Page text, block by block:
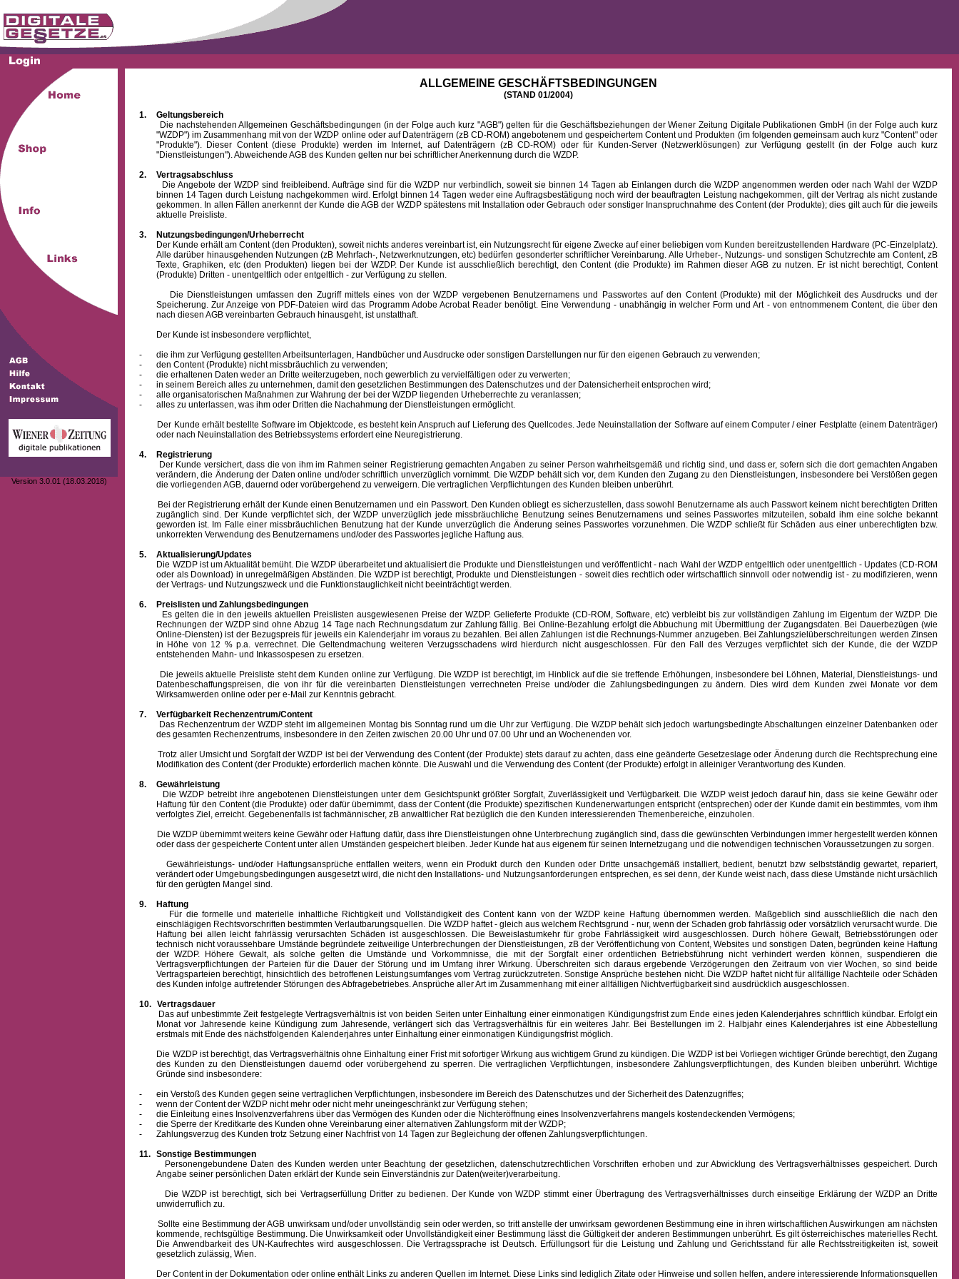
Version 3.0.01 (18.03.2018)
ALLGEMEINE GESCHÄFTSBEDINGUNGEN
(STAND 01/2004)
1.
Geltungsbereich
Die nachstehenden Allgemeinen Geschäftsbedingungen (in der Folge auch kurz "AGB") gelten für die Geschäftsbeziehungen der Wiener Zeitung Digitale Publikationen GmbH (in der Folge auch kurz
"WZDP") im Zusammenhang mit von der WZDP online oder auf Datenträgern (zB CD-ROM) angebotenem und gespeichertem Content und Produkten (im folgenden gemeinsam auch kurz "Content" oder
"Produkte"). Dieser Content (diese Produkte) werden im Internet, auf Datenträgern (zB CD-ROM) oder für Kunden-Server (Netzwerklösungen) zur Verfügung gestellt (in der Folge auch kurz
"Dienstleistungen"). Abweichende AGB des Kunden gelten nur bei schriftlicher Anerkennung durch die WZDP.
2.
Vertragsabschluss
Die Angebote der WZDP sind freibleibend. Aufträge sind für die WZDP nur verbindlich, soweit sie binnen 14 Tagen ab Einlangen durch die WZDP angenommen werden oder nach Wahl der WZDP
binnen 14 Tagen durch Leistung nachgekommen wird. Erfolgt binnen 14 Tagen weder eine Auftragsbestätigung noch wird der beauftragten Leistung nachgekommen, gilt der Vertrag als nicht zustande
gekommen. In allen Fällen anerkennt der Kunde die AGB der WZDP spätestens mit Installation oder Gebrauch oder sonstiger Inanspruchnahme des Content (der Produkte); dies gilt auch für die jeweils
aktuelle Preisliste.
3.
Nutzungsbedingungen/Urheberrecht
Der Kunde erhält am Content (den Produkten), soweit nichts anderes vereinbart ist, ein Nutzungsrecht für eigene Zwecke auf einer beliebigen vom Kunden bereitzustellenden Hardware (PC-Einzelplatz).
Alle darüber hinausgehenden Nutzungen (zB Mehrfach-, Netzwerknutzungen, etc) bedürfen gesonderter schriftlicher Vereinbarung. Alle Urheber-, Nutzungs- und sonstigen Schutzrechte am Content, zB
Texte, Graphiken, etc (den Produkten) liegen bei der WZDP. Der Kunde ist ausschließlich berechtigt, den Content (die Produkte) im Rahmen dieser AGB zu nutzen. Er ist nicht berechtigt, Content
(Produkte) Dritten - unentgeltlich oder entgeltlich - zur Verfügung zu stellen.
Die Dienstleistungen umfassen den Zugriff mittels eines von der WZDP vergebenen Benutzernamens und Passwortes auf den Content (Produkte) mit der Möglichkeit des Ausdrucks und der
Speicherung. Zur Anzeige von PDF-Dateien wird das Programm Adobe Acrobat Reader benötigt. Eine Verwendung - unabhängig in welcher Form und Art - von entnommenem Content, die über den
nach diesen AGB vereinbarten Gebrauch hinausgeht, ist unstatthaft.
Der Kunde ist insbesondere verpflichtet,
-
die ihm zur Verfügung gestellten Arbeitsunterlagen, Handbücher und Ausdrucke oder sonstigen Darstellungen nur für den eigenen Gebrauch zu verwenden;
-
den Content (Produkte) nicht missbräuchlich zu verwenden;
-
die erhaltenen Daten weder an Dritte weiterzugeben, noch gewerblich zu vervielfältigen oder zu verwerten;
-
in seinem Bereich alles zu unternehmen, damit den gesetzlichen Bestimmungen des Datenschutzes und der Datensicherheit entsprochen wird;
-
alle organisatorischen Maßnahmen zur Wahrung der bei der WZDP liegenden Urheberrechte zu veranlassen;
-
alles zu unterlassen, was ihm oder Dritten die Nachahmung der Dienstleistungen ermöglicht.
Der Kunde erhält bestellte Software im Objektcode, es besteht kein Anspruch auf Lieferung des Quellcodes. Jede Neuinstallation der Software auf einem Computer / einer Festplatte (einem Datenträger)
oder nach Neuinstallation des Betriebssystems erfordert eine Neuregistrierung.
4.
Registrierung
Der Kunde versichert, dass die von ihm im Rahmen seiner Registrierung gemachten Angaben zu seiner Person wahrheitsgemäß und richtig sind, und dass er, sofern sich die dort gemachten Angaben
verändern, die Änderung der Daten online und/oder schriftlich unverzüglich vornimmt. Die WZDP behält sich vor, dem Kunden den Zugang zu den Dienstleistungen, insbesondere bei Verstößen gegen
die vorliegenden AGB, dauernd oder vorübergehend zu verweigern. Die vertraglichen Verpflichtungen des Kunden bleiben unberührt.
Bei der Registrierung erhält der Kunde einen Benutzernamenund ein Passwort. Den Kunden obliegt es sicherzustellen, dass sowohl Benutzername als auch Passwort keinem nicht berechtigten Dritten
zugänglich sind. Der Kunde verpflichtet sich, der WZDP unverzüglich jede missbräuchliche Benutzung seines Benutzernamens und seines Passwortes mitzuteilen, sobald ihm eine solche bekannt
geworden ist. Im Falle einer missbräuchlichen Benutzung hat der Kunde unverzüglich die Änderung seines Passwortes vorzunehmen. Die WZDP schließt für Schäden aus einer unberechtigten bzw.
unkorrekten Verwendung des Benutzernamens und/oder des Passwortes jegliche Haftung aus.
5.
Aktualisierung/Updates
Die WZDP ist um Aktualität bemüht. Die WZDP überarbeitet und aktualisiert die Produkte und Dienstleistungen und veröffentlicht - nach Wahl der WZDP entgeltlich oder unentgeltlich - Updates (CD-ROM
oder als Download) in unregelmäßigen Abständen. Die WZDP ist berechtigt, Produkte und Dienstleistungen - soweit dies rechtlich oder wirtschaftlich sinnvoll oder notwendig ist - zu modifizieren, wenn
der Vertrags- und Nutzungszweck und die Funktionstauglichkeit nicht beeinträchtigt werden.
6.
Preislisten und Zahlungsbedingungen
Es gelten die in den jeweils aktuellen Preislisten ausgewiesenen Preise der WZDP. Gelieferte Produkte (CD-ROM, Software, etc) verbleibt bis zur vollständigen Zahlung im Eigentum der WZDP. Die
Rechnungen der WZDP sind ohne Abzug 14 Tage nach Rechnungsdatum zur Zahlung fällig. Bei Online-Bezahlung erfolgt die Abbuchung mit Übermittlung der Zugangsdaten. Bei Dauerbezügen (wie
Online-Diensten) ist der Bezugspreis für jeweils ein Kalenderjahr im voraus zu bezahlen. Bei allen Zahlungen ist die Rechnungs-Nummer anzugeben. Bei Zahlungszielüberschreitungen werden Zinsen
in Höhe von 12 % p.a. verrechnet. Die Geltendmachung weiteren Verzugsschadens wird hierdurch nicht ausgeschlossen. Für den Fall des Verzuges verpflichtet sich der Kunde, die der WZDP
entstehenden Mahn- und Inkassospesen zu ersetzen.
Die jeweils aktuelle Preisliste steht dem Kunden online zur Verfügung. Die WZDP ist berechtigt, im Hinblick auf die sie treffende Erhöhungen, insbesondere bei Löhnen, Material, Dienstleistungs- und
Datenbeschaffungspreisen, die von ihr für die vereinbarten Dienstleistungen verrechneten Preise und/oder die Zahlungsbedingungen zu ändern. Dies wird dem Kunden zwei Monate vor dem
Wirksamwerden online oder per e-Mail zur Kenntnis gebracht.
7.
Verfügbarkeit Rechenzentrum/Content
Das Rechenzentrum der WZDP steht im allgemeinen Montag bis Sonntag rund um die Uhr zur Verfügung. Die WZDP behält sich jedoch wartungsbedingte Abschaltungen einzelner Datenbanken oder
des gesamten Rechenzentrums, insbesondere in den Zeiten zwischen 20.00 Uhr und 07.00 Uhr und an Wochenenden vor.
Trotz aller Umsicht und Sorgfalt der WZDP ist bei der Verwendung des Content (der Produkte) stets darauf zu achten, dass eine geänderte Gesetzeslage oder Änderung durch die Rechtsprechung eine
Modifikation des Content (der Produkte) erforderlich machen könnte. Die Auswahl und die Verwendung des Content (der Produkte) erfolgt in alleiniger Verantwortung des Kunden.
8.
Gewährleistung
Die WZDP betreibt ihre angebotenen Dienstleistungen unter dem Gesichtspunkt größter Sorgfalt, Zuverlässigkeit und Verfügbarkeit. Die WZDP weist jedoch darauf hin, dass sie keine Gewähr oder
Haftung für den Content (die Produkte) oder dafür übernimmt, dass der Content (die Produkte) spezifischen Kundenerwartungen entspricht (entsprechen) oder der Kunde damit ein bestimmtes, vom ihm
verfolgtes Ziel, erreicht. Gegebenenfalls ist fachmännischer, zB anwaltlicher Rat bezüglich die den Kunden interessierenden Themenbereiche, einzuholen.
Die WZDP übernimmt weiters keine Gewähr oder Haftung dafür, dass ihre Dienstleistungen ohne Unterbrechung zugänglich sind, dass die gewünschten Verbindungen immer hergestellt werden können
oder dass der gespeicherte Content unter allen Umständen gespeichert bleiben. Jeder Kunde hat aus eigenem für seinen Internetzugang und die notwendigen technischen Voraussetzungen zu sorgen.
Gewährleistungs- und/oder Haftungsansprüche entfallen weiters, wenn ein Produkt durch den Kunden oder Dritte unsachgemäß installiert, bedient, benutzt bzw selbstständig gewartet, repariert,
verändert oder Umgebungsbedingungen ausgesetzt wird, die nicht den Installations- und Nutzungsanforderungen entsprechen, es sei denn, der Kunde weist nach, dass diese Umstände nicht ursächlich
für den gerügten Mangel sind.
9.
Haftung
Für die formelle und materielle inhaltliche Richtigkeit und Vollständigkeit des Content kann von der WZDP keine Haftung übernommen werden. Maßgeblich sind ausschließlich die nach den
einschlägigen Rechtsvorschriften bestimmten Verlautbarungsquellen. Die WZDP haftet - gleich aus welchem Rechtsgrund - nur, wenn der Schaden grob fahrlässig oder vorsätzlich verursacht wurde. Die
Haftung bei allen leicht fahrlässig verursachten Schäden ist ausgeschlossen. Die Beweislastumkehr für grobe Fahrlässigkeit wird ausgeschlossen. Durch höhere Gewalt, Betriebsstörungen oder
technisch nicht voraussehbare Umstände begründete zeitweilige Unterbrechungen der Dienstleistungen, zB der Veröffentlichung von Content, Websites und sonstigen Daten, begründen keine Haftung
der WZDP. Höhere Gewalt, als solche gelten die Umstände und Vorkommnisse, die mit der Sorgfalt einer ordentlichen Betriebsführung nicht verhindert werden können, suspendieren die
Vertragsverpflichtungen der Parteien für die Dauer der Störung und im Umfang ihrer Wirkung. Überschreiten sich daraus ergebende Verzögerungen den Zeitraum von vier Wochen, so sind beide
Vertragsparteien berechtigt, hinsichtlich des betroffenen Leistungsumfanges vom Vertrag zurückzutreten. Sonstige Ansprüche bestehen nicht. Die WZDP haftet nicht für allfällige Nachteile oder Schäden
des Kunden infolge auftretender Störungen des Abfragebetriebes. Ansprüche aller Art im Zusammenhang mit einer allfälligen Nichtverfügbarkeit sind ausdrücklich ausgeschlossen.
10. Vertragsdauer
Das auf unbestimmte Zeit festgelegte Vertragsverhältnis ist von beiden Seiten unter Einhaltung einer einmonatigen Kündigungsfrist zum Ende eines jeden Kalenderjahres schriftlich kündbar. Erfolgt ein
Monat vor Jahresende keine Kündigung zum Jahresende, verlängert sich das Vertragsverhältnis für ein weiteres Jahr. Bei Bestellungen im 2. Halbjahr eines Kalenderjahres ist eine Abbestellung
erstmals mit Ende des nächstfolgenden Kalenderjahres unter Einhaltung einer einmonatigen Kündigungsfrist möglich.
Die WZDP ist berechtigt, das Vertragsverhältnis ohne Einhaltung einer Frist mit sofortiger Wirkung aus wichtigem Grund zu kündigen. Die WZDP ist bei Vorliegen wichtiger Gründe berechtigt, den Zugang
des Kunden zu den Dienstleistungen dauernd oder vorübergehend zu sperren. Die vertraglichen Verpflichtungen, insbesondere Zahlungsverpflichtungen, des Kunden bleiben unberührt. Wichtige
Gründe sind insbesondere:
-
ein Verstoß des Kunden gegen seine vertraglichen Verpflichtungen, insbesondere im Bereich des Datenschutzes und der Sicherheit des Datenzugriffes;
-
wenn der Content der WZDP nicht mehr oder nicht mehr uneingeschränkt zur Verfügung stehen;
-
die Einleitung eines Insolvenzverfahrens über das Vermögen des Kunden oder die Nichteröffnung eines Insolvenzverfahrens mangels kostendeckenden Vermögens;
-
die Sperre der Kreditkarte des Kunden ohne Vereinbarung einer alternativen Zahlungsform mit der WZDP;
-
Zahlungsverzug des Kunden trotz Setzung einer Nachfrist von 14 Tagen zur Begleichung der offenen Zahlungsverpflichtungen.
11. Sonstige Bestimmungen
Personengebundene Daten des Kunden werden unter Beachtung der gesetzlichen, datenschutzrechtlichen Vorschriften erhoben und zur Abwicklung des Vertragsverhältnisses gespeichert. Durch
Angabe seiner persönlichen Daten erklärt der Kunde sein Einverständnis zur Daten(weiter)verarbeitung.
Die WZDP ist berechtigt, sich bei Vertragserfüllung Dritter zu bedienen. Der Kunde von WZDP stimmt einer Übertragung des Vertragsverhältnisses durch einseitige Erklärung der WZDP an Dritte
unwiderruflich zu.
Sollte eine Bestimmung der AGB unwirksam und/oder unvollständig sein oder werden, so tritt anstelle der unwirksam gewordenen Bestimmung eine in ihren wirtschaftlichen Auswirkungen am nächsten
kommende, rechtsgültige Bestimmung. Die Unwirksamkeit oder Unvollständigkeit einer Bestimmung lässt die Gültigkeit der anderen Bestimmungen unberührt. Es gilt österreichisches materielles Recht.
Die Anwendbarkeit des UN-Kaufrechtes wird ausgeschlossen. Die Vertragssprache ist Deutsch. Erfüllungsort für die Leistung und Zahlungund Gerichtsstand für alle Rechtsstreitigkeiten ist, soweit
gesetzlich zulässig, Wien.
Der Content in der Dokumentation oder online enthält Links zu anderen Quellen im Internet. Diese Links sind lediglich Zitate oder Hinweise und sollen helfen, andere interessierende Informationsquellen